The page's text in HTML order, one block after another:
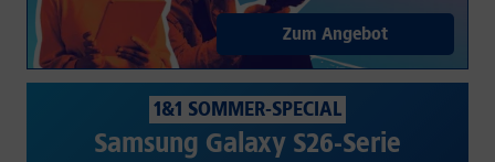
Zum Angebot
1&1 SOMMER-SPECIAL
Samsung Galaxy S26-Serie